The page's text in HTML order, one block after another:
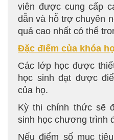
viên được cung cấp
dẫn và hỗ trợ chuyên
quả cao nhất có thể
Đặc điểm của khóa
Các lớp học được
học sinh đạt được
của họ.
Kỳ thi chính thức sẽ
sinh học chương trình
Nếu điểm số mục